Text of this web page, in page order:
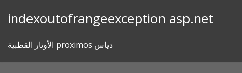
indexoutofrangeexception asp.net
الأوتار القطبية proximos دياس